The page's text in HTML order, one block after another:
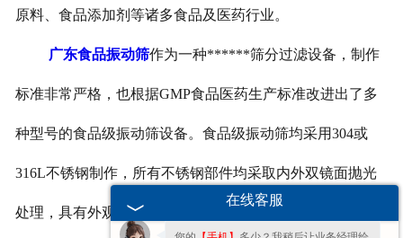
原料、食品添加剂等诸多食品及医药行业。
广东食品振动筛作为一种******筛分过滤设备，制作
标准非常严格，也根据GMP食品医药生产标准改进出了多
种型号的食品级振动筛设备。食品级振动筛均采用304或
316L不锈钢制作，所有不锈钢部件均采取内外双镜面抛光
处理，具有外观整洁、维护简单、清理方便、干净卫生等
在线客服
欢迎您的咨询，期待为您服务!
您好呀～很高兴为您服务！😊 有什么问
题都可以跟我说哦。